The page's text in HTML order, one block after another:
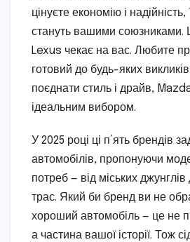
цінуєте економію і
стануть вашими союзниками.
Lexus чекає на вас. Любите
готовий до будь-яких
поєднати стиль і драйв,
ідеальним вибором.
У 2025 році ці п’ять брендів
автомобілів, пропонуючи
потреб — від міських джунглів
трас. Який би бренд ви не
хороший автомобіль — це не
а частина вашої історії. Тож